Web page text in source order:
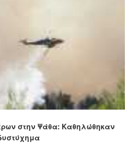
στην Ψάθα: Καθηλώθηκαν